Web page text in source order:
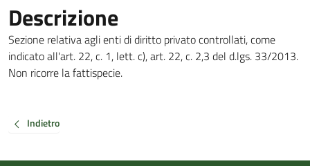
Descrizione
Sezione relativa agli enti di diritto privato controllati, come
indicato all'art. 22, c. 1, lett. c), art. 22, c. 2,3 del d.lgs. 33/2013.
Non ricorre la fattispecie.
Indietro